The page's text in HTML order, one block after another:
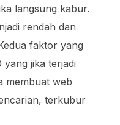
langsung kabur.
rendah dan
faktor yang
yang jika terjadi
membuat web
terkubur